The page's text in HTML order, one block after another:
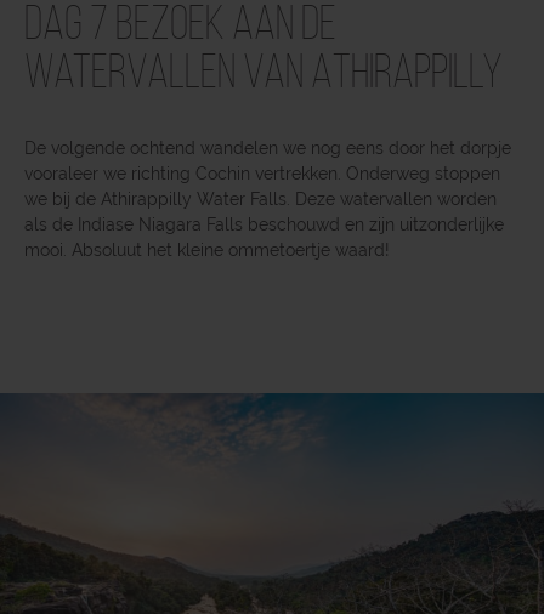
Dag 7 Bezoek aan de
watervallen van Athirappilly
De volgende ochtend wandelen we nog eens door het dorpje
vooraleer we richting Cochin vertrekken. Onderweg stoppen
we bij de Athirappilly Water Falls. Deze watervallen worden
als de Indiase Niagara Falls beschouwd en zijn uitzonderlijke
mooi. Absoluut het kleine ommetoertje waard!